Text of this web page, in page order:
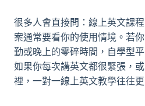
很多人會直接問：線上英文課
案通常要看你的使用情境。若
勤或晚上的零碎時間，自學型
如果你每次講英文都很緊張，
裡，一對一線上英文教學往往更